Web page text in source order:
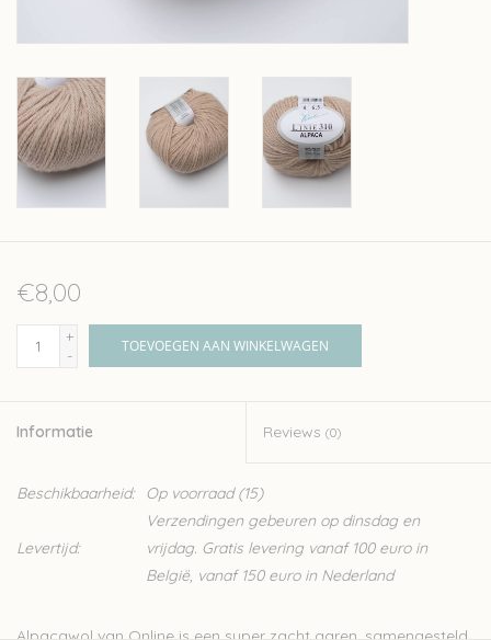
€8,00
+
-
TOEVOEGEN AAN WINKELWAGEN
Informatie Reviews (0)
Beschikbaarheid: Op voorraad(15)
Levertijd:
Verzendingen gebeuren op dinsdag en
vrijdag. Gratis levering vanaf 100 euro in
België, vanaf 150 euro in Nederland
Alpacawol van Online is een super zacht garen, samengesteld